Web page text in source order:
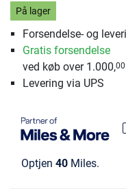
På lager
Forsendelse- og
Gratis forsendelse
ved køb over 1.000,00
Levering via UPS
Optjen 40 Miles.